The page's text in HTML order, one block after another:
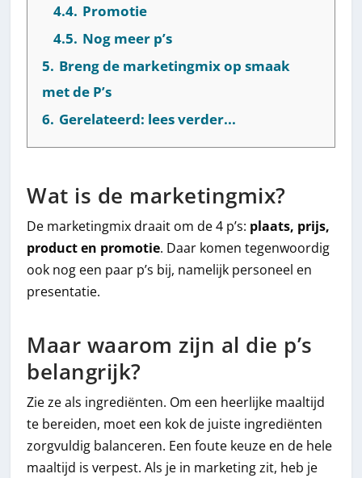
4.4. Promotie
4.5. Nog meer p’s
5. Breng de marketingmix op smaak
met de P’s
6. Gerelateerd: lees verder...
Wat is de marketingmix?
De marketingmix draait om de 4 p’s: plaats, prijs,
product en promotie. Daar komen tegenwoordig
ook nog een paar p’s bij, namelijk personeel en
presentatie.
Maar waarom zijn al die p’s
belangrijk?
Zie ze als ingrediënten. Om een heerlijke maaltijd
te bereiden, moet een kok de juiste ingrediënten
zorgvuldig balanceren. Een foute keuze en de hele
maaltijd is verpest. Als je in marketing zit, heb je